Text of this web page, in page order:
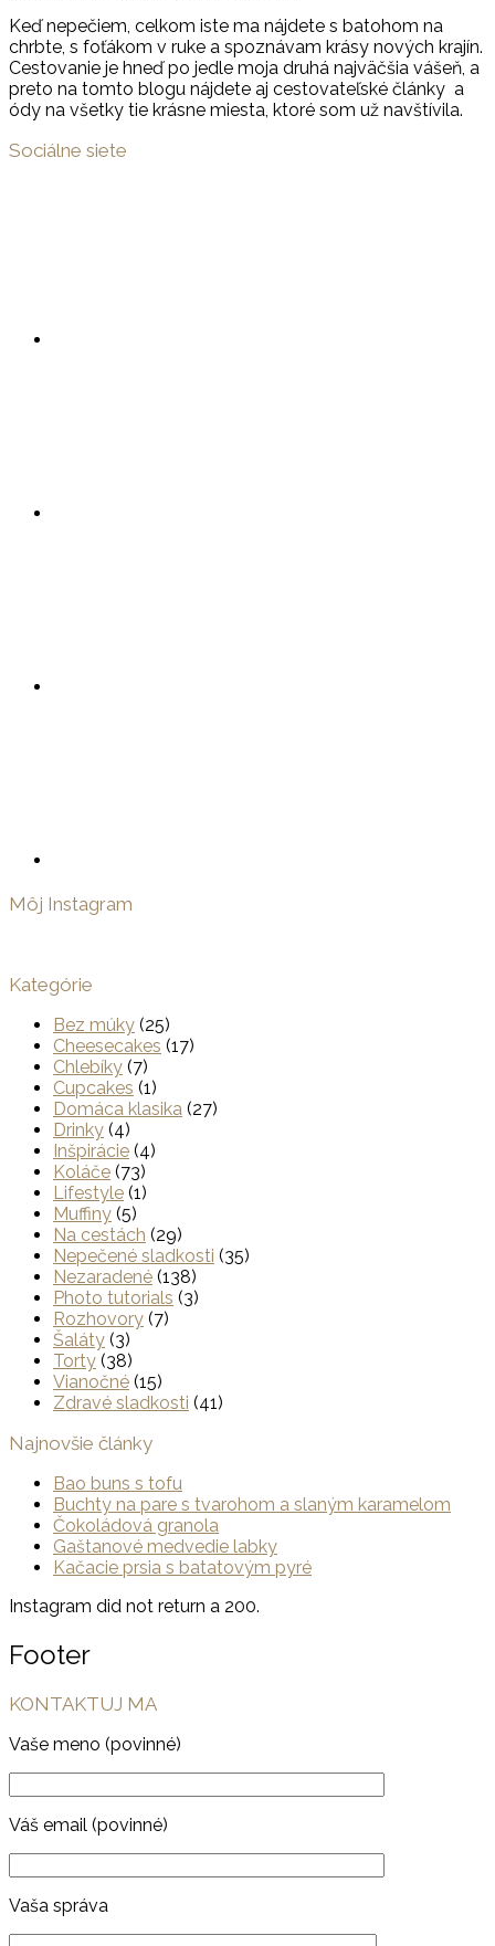
Keď nepečiem, celkom iste ma nájdete s batohom na
chrbte, s foťákom v ruke a spoznávam krásy nových krajín.
Cestovanie je hneď po jedle moja druhá najväčšia vášeň, a
preto na tomto blogu nájdete aj cestovateľské články a
ódy na všetky tie krásne miesta, ktoré som už navštívila.
Sociálne siete
Môj Instagram
Kategórie
Bez múky (25)
Cheesecakes (17)
Chlebíky (7)
Cupcakes (1)
Domáca klasika (27)
Drinky (4)
Inšpirácie (4)
Koláče (73)
Lifestyle (1)
Muffiny (5)
Na cestách (29)
Nepečené sladkosti (35)
Nezaradené (138)
Photo tutorials (3)
Rozhovory (7)
Šaláty (3)
Torty (38)
Vianočné (15)
Zdravé sladkosti (41)
Najnovšie články
Bao buns s tofu
Buchty na pare s tvarohom a slaným karamelom
Čokoládová granola
Gaštanové medvedie labky
Kačacie prsia s batatovým pyré
Instagram did not return a 200.
Footer
KONTAKTUJ MA
Vaše meno (povinné)
Váš email (povinné)
Vaša správa